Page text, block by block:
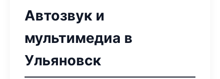
Автозвук и
мультимедиа в
Ульяновск